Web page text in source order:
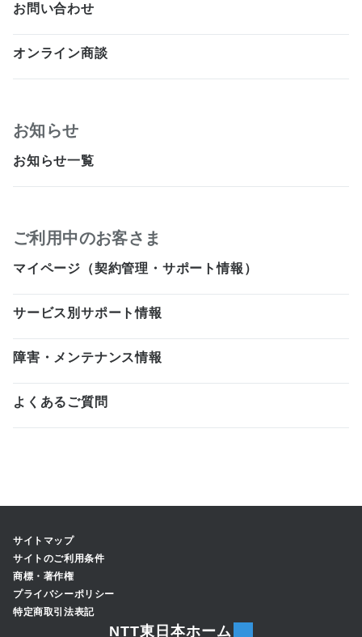
お問い合わせ
オンライン商談
お知らせ
お知らせ一覧
ご利用中のお客さま
マイページ（契約管理・サポート情報）
サービス別サポート情報
障害・メンテナンス情報
よくあるご質問
サイトマップ
サイトのご利用条件
商標・著作権
プライバシーポリシー
特定商取引法表記
NTT東日本ホーム